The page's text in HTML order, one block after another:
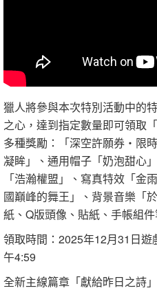
獵人將參與本次特別活動中的
之心，達到指定數量即可領取
多種獎勵：「深空許願券‧限
凝眸」、通用帽子「奶泡甜心
「浩瀚權盟」、寫真特效「金
國巔峰的舞王」、背景音樂「
紙、Q版頭像、貼紙、手帳組件
領取時間：2025年12月31日
午4:59
全新主線篇章「獻給昨日之詩